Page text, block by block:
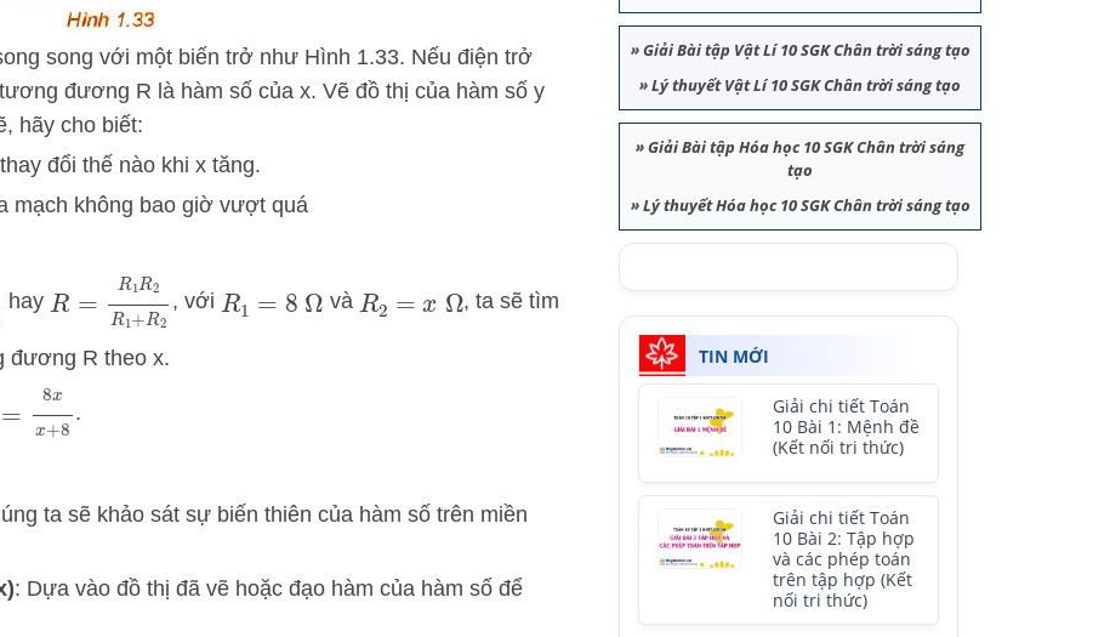
song với một biến trở như Hình 1.33. Nếu điện trở
đương R là hàm số của x. Vẽ đồ thị của hàm số y
hãy cho biết:
đổi thế nào khi x tăng.
mạch không bao giờ vượt quá
hay R 1R2R 1+R 2
, với R1 =8 Ω và R2 =x Ω , ta sẽ tìm
đương R theo x.
8 .
ta sẽ khảo sát sự biến thiên của hàm số trên miền
: Dựa vào đồ thị đã vẽ hoặc đạo hàm của hàm số để
»Giải Bài tập Vật Lí 10 SGK Chân trời sáng tạo
»Lý thuyết Vật Lí 10 SGK Chân trời sáng tạo
»Giải Bài tập Hóa học 10 SGK Chân trời sáng
tạo
»Lý thuyết Hóa học 10 SGK Chân trời sáng tạo
TIN MỚI
Giải chi tiết Toán
10 Bài 1: Mệnh đề
(Kết nối tri thức)
Giải chi tiết Toán
10 Bài 2: Tập hợp
và các phép toán
trên tập hợp (Kết
nối tri thức)